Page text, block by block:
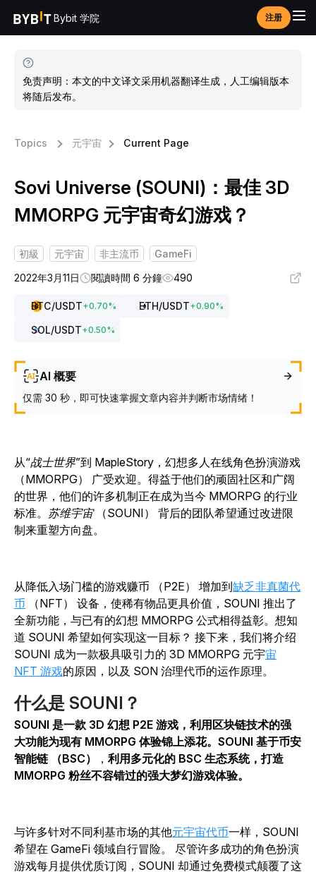
Bybit 学院 注册
免责声明：本文的中文译文采用机器翻译生成，人工编辑版本
将随后发布。
Topics 元宇宙 Current Page
Sovi Universe (SOUNI)：最佳 3D
MMORPG 元宇宙奇幻游戏？
初級 元宇宙 非主流币
GameFi
2022年3月11日
閱讀時間 6 分鐘 490
BTC/USDT+0.70% ETH/USDT+0.90%
SOL/USDT+0.50%
AI 概要
仅需 30 秒，即可快速掌握文章内容并判断市场情绪！
从“战士世界”到 MapleStory ，幻想多人在线角色扮演游戏
（MMORPG） 广受欢迎。得益于他们的顽固社区和广阔
的世界，他们的许多机制正在成为当今 MMORPG 的行业
标准。 苏维宇宙 （SOUNI） 背后的团队希望通过改进限
制来重塑方向盘。
从降低入场门槛的游戏赚币 （P2E） 增加到缺乏非真菌代
币
（NFT） 设备，使稀有物品更具价值， SOUNI 推出了
全新功能，与已有的幻想 MMORPG 公式相得益彰。想知
道 SOUNI 希望如何实现这一目标？ 接下来，我们将介绍
SOUNI 成为一款极具吸引力的 3D MMORPG 元宇宙
NFT 游戏的原因，以及 SON 治理代币的运作原理。
什么是 SOUNI ？
SOUNI 是一款 3D 幻想 P2E 游戏，利用区块链技术的强
大功能为现有 MMORPG 体验锦上添花。 SOUNI 基于币安
智能链 （BSC）
， 利用多元化的 BSC 生态系统，打造
MMORPG 粉丝不容错过的强大梦幻游戏体验。
与许多针对不同利基市场的其他元宇宙代币一样， SOUNI
希望在 GameFi 领域自行冒险。 尽管许多成功的角色扮演
游戏每月提供优质订阅，SOUNI 却通过免费模式颠覆了这